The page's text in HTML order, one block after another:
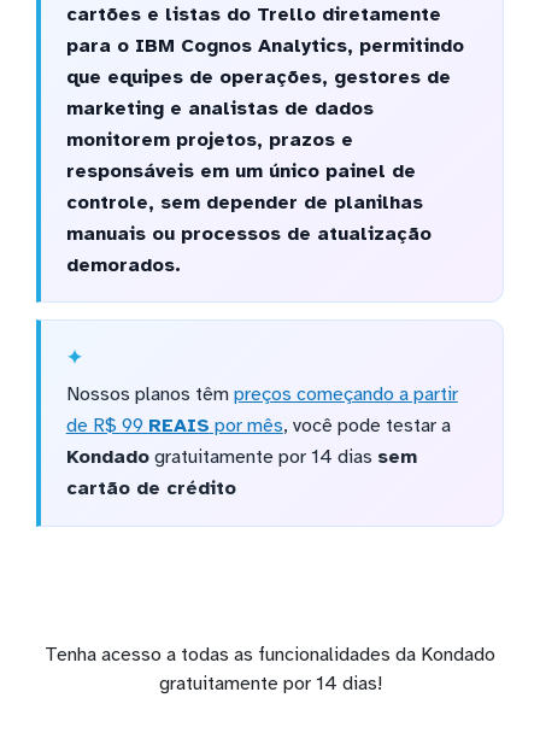
cartões e listas do Trello diretamente
para o IBM Cognos Analytics, permitindo
que equipes de operações, gestores de
marketing e analistas de dados
monitorem projetos, prazos e
responsáveis em um único painel de
controle, sem depender de planilhas
manuais ou processos de atualização
demorados.
Nossos planos têm preços começando a partir
de R$ 99 REAIS por mês, você pode testar a
Kondadogratuitamente por 14 dias sem
cartão de crédito
Tenha acesso a todas as funcionalidades da Kondado
gratuitamente por 14 dias!